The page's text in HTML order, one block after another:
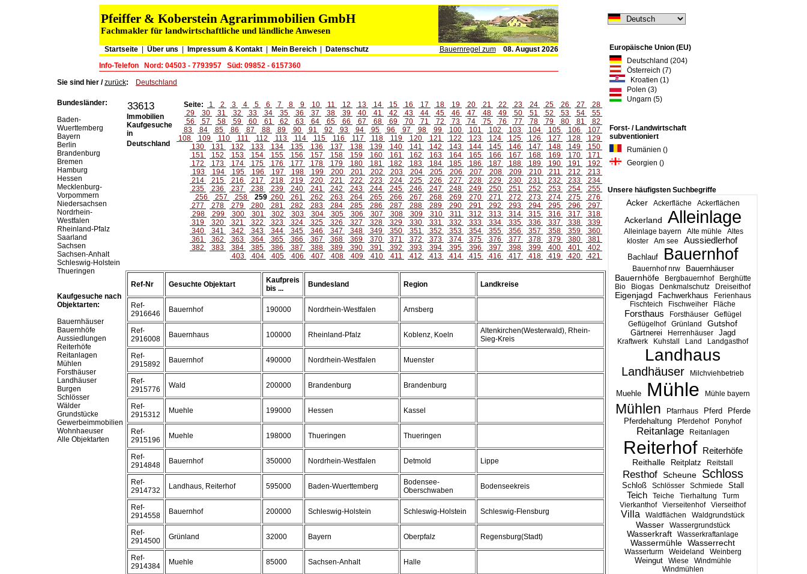
Pfeiffer & Koberstein Agrarimmobilien GmbH
Fachmakler für landwirtschaftliche und ländliche Anwesen
Startseite| Über uns Impressum & Kontakt| Mein Bereich Datenschutz Bauernregel zum
08. August 2026
Info-Telefon
Nord: 04503 - 7793957 Süd: 09852 - 6157360
Europäische Union (EU)
Deutschland (204)
Österreich (7)
Kroatien (1)
Polen (3)
Ungarn (5)
Forst- / Landwirtschaft
subventioniert
Rumänien ()
Georgien ()
Unsere häufigsten Suchbegriffe
Acker Ackerfläche Ackerflächen
Ackerland Alleinlage
Alleinlage bayern Alte mühle
Altes
kloster
Am see Aussiedlerhof
Bachlauf Bauernhof
Bauernhof nrw Bauernhäuser
Bauernhöfe Bergbauernhof
Berghütte
Bio
Biogas Denkmalschutz Dreiseithof
Eigenjagd Fachwerkhaus
Ferienhaus
Fischteich
Fischweiher Fläche
Forsthaus Forsthäuser
Geflügel
Geflügelhof
Grünland
Gutshof
Gärtnerei
Herrenhäuser Jagd
Kraftwerk Kuhstall Land Landgasthof
Landhaus
Landhäuser Milchviehbetrieb
Muehle Mühle Mühle bayern
Mühlen Pfarrhaus Pferd Pferde
Pferdehaltung Pferdehof Ponyhof
Reitanlage Reitanlagen
Reiterhof Reiterhöfe
Reithalle Reitplatz Reitstall
Resthof Scheune Schloss
Schloß Schlösser Schmiede Stall
Teich Teiche Tierhaltung
Turm
Vierkanthof
Vierseitenhof Vierseithof
Villa Waldflächen Waldgrundstück
Wasser Wassergrundstück
Wasserkraft Wasserkraftanlage
Wassermühle Wasserrecht
Wasserturm Weideland Weinberg
Weingut Wiese
Windmühle
Windmühlen
Sie sind hier /zurück: Deutschland
Bundesländer:
Baden-
Wuerttemberg
Bayern
Berlin
Brandenburg
Bremen
Hamburg
Hessen
Mecklenburg-
Vorpommern
Niedersachsen
Nordrhein-
Westfalen
Rheinland-Pfalz
Saarland
Sachsen
Sachsen-Anhalt
Schleswig-Holstein
Thueringen
Kaufgesuche nach
Objektarten:
Bauernhäuser
Bauernhöfe
Aussiedlungen
Reiterhöfe
Reitanlagen
Mühlen
Forsthäuser
Landhäuser
Burgen
Schlösser
Wälder
Grundstücke
Gewerbeimmobilien
Wohnhaeuser
Alle Objektarten
33613
Immobilien
Kaufgesuche
in
Deutschland
Seite: 1 2 3 4 5 6 7 8 9 10 11 12 13 14 15 16 17 18 19 20 21 22 23 24 25 26 27
28
29
30 31 32 33 34 35 36 37 38 39 40 41 42 43 44 45 46 47 48 49 50 51 52 53 54
55
56
57 58 59 60 61 62 63 64 65 66 67 68 69 70 71 72 73 74 75 76 77 78 79 80 81
82
83
84 85 86 87 88 89 90 91 92 93 94 95 96 97 98 99 100 101 102 103 104 105 106
107
108
109 110 111 112 113 114 115 116 117 118 119 120 121 122 123 124 125 126 127 128
129
130
131 132 133 134 135 136 137 138 139 140 141 142 143 144 145 146 147 148 149
150
151
152 153 154 155 156 157 158 159 160 161 162 163 164 165 166 167 168 169 170
171
172
173 174 175 176 177 178 179 180 181 182 183 184 185 186 187 188 189 190 191
192
193
194 195 196 197 198 199 200 201 202 203 204 205 206 207 208 209 210 211 212
213
214
215 216 217 218 219 220 221 222 223 224 225 226 227 228 229 230 231 232 233
234
235
236 237 238 239 240 241 242 243 244 245 246 247 248 249 250 251 252 253 254
255
256
257 258 259 260 261 262 263 264 265 266 267 268 269 270 271 272 273 274 275
276
277
278 279 280 281 282 283 284 285 286 287 288 289 290 291 292 293 294 295 296
297
298
299 300 301 302 303 304 305 306 307 308 309 310 311 312 313 314 315 316 317
318
319
320 321 322 323 324 325 326 327 328 329 330 331 332 333 334 335 336 337 338
339
340
341 342 343 344 345 346 347 348 349 350 351 352 353 354 355 356 357 358 359
360
361
362 363 364 365 366 367 368 369 370 371 372 373 374 375 376 377 378 379 380
381
382
383 384 385 386 387 388 389 390 391 392 393 394 395 396 397 398 399 400 401
402
403
404 405 406 407 408 409 410 411 412 413 414 415 416 417 418 419 420 421
Ref-Nr Gesuchte Objektart
Kaufpreis
bis ...
Bundesland Region Landkreise
Ref-
2916646
Bauernhof 190000 Nordrhein-Westfalen Arnsberg
Ref-
2916008
Bauernhaus 100000 Rheinland-Pfalz Koblenz, Koeln
Altenkirchen(Westerwald), Rhein-
Sieg-Kreis
Ref-
2915892
Bauernhof 490000 Nordrhein-Westfalen Muenster
Ref-
2915776
Wald 200000 Brandenburg Brandenburg
Ref-
2915312
Muehle 199000 Hessen Kassel
Ref-
2915196
Muehle 198000 Thueringen Thueringen
Ref-
2914848
Bauernhof 350000 Nordrhein-Westfalen Detmold Lippe
Ref-
2914732
Landhaus, Reiterhof 595000 Baden-Wuerttemberg
Bodensee-
Oberschwaben
Bodenseekreis
Ref-
2914558
Bauernhof 200000 Schleswig-Holstein Schleswig-Holstein Schleswig-Flensburg
Ref-
2914500
Grünland 32000 Bayern Oberpfalz Regensburg(Stadt)
Ref-
2914384
Muehle 85000 Sachsen-Anhalt Halle